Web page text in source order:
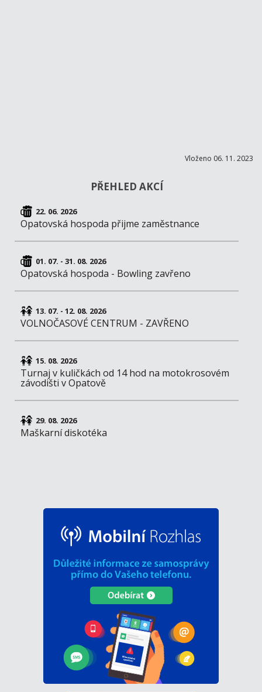
Vloženo 06. 11. 2023
PŘEHLED AKCÍ
22. 06. 2026
Opatovská hospoda přijme zaměstnance
01. 07. - 31. 08. 2026
Opatovská hospoda - Bowling zavřeno
13. 07. - 12. 08. 2026
VOLNOČASOVÉ CENTRUM - ZAVŘENO
15. 08. 2026
Turnaj v kuličkách od 14 hod na motokrosovém
závodišti v Opatově
29. 08. 2026
Maškarní diskotéka